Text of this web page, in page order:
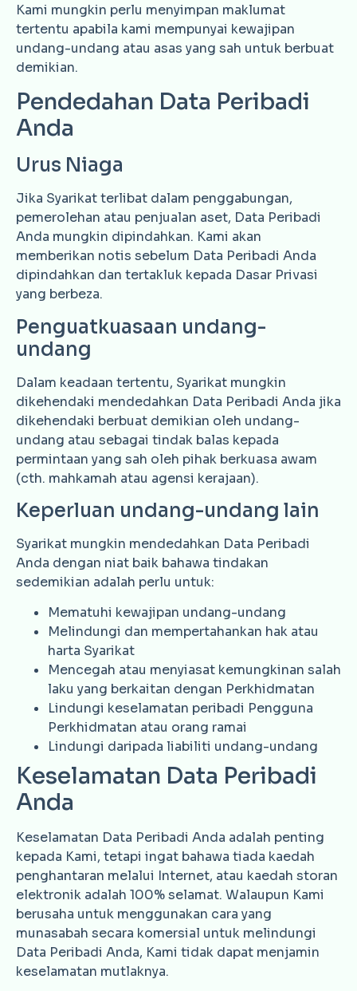
Kami mungkin perlu menyimpan maklumat
tertentu apabila kami mempunyai kewajipan
undang-undang atau asas yang sah untuk berbuat
demikian.
Pendedahan Data Peribadi
Anda
Urus Niaga
Jika Syarikat terlibat dalam penggabungan,
pemerolehan atau penjualan aset, Data Peribadi
Anda mungkin dipindahkan. Kami akan
memberikan notis sebelum Data Peribadi Anda
dipindahkan dan tertakluk kepada Dasar Privasi
yang berbeza.
Penguatkuasaan undang-
undang
Dalam keadaan tertentu, Syarikat mungkin
dikehendaki mendedahkan Data Peribadi Anda jika
dikehendaki berbuat demikian oleh undang-
undang atau sebagai tindak balas kepada
permintaan yang sah oleh pihak berkuasa awam
(cth. mahkamah atau agensi kerajaan).
Keperluan undang-undang lain
Syarikat mungkin mendedahkan Data Peribadi
Anda dengan niat baik bahawa tindakan
sedemikian adalah perlu untuk:
Mematuhi kewajipan undang-undang
Melindungi dan mempertahankan hak atau
harta Syarikat
Mencegah atau menyiasat kemungkinan salah
laku yang berkaitan dengan Perkhidmatan
Lindungi keselamatan peribadi Pengguna
Perkhidmatan atau orang ramai
Lindungi daripada liabiliti undang-undang
Keselamatan Data Peribadi
Anda
Keselamatan Data Peribadi Anda adalah penting
kepada Kami, tetapi ingat bahawa tiada kaedah
penghantaran melalui Internet, atau kaedah storan
elektronik adalah 100% selamat. Walaupun Kami
berusaha untuk menggunakan cara yang
munasabah secara komersial untuk melindungi
Data Peribadi Anda, Kami tidak dapat menjamin
keselamatan mutlaknya.